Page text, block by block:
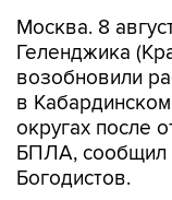
Москва. 8
Геленджика
возобновили
в
округах после
БПЛА, сообщил
Богодистов.